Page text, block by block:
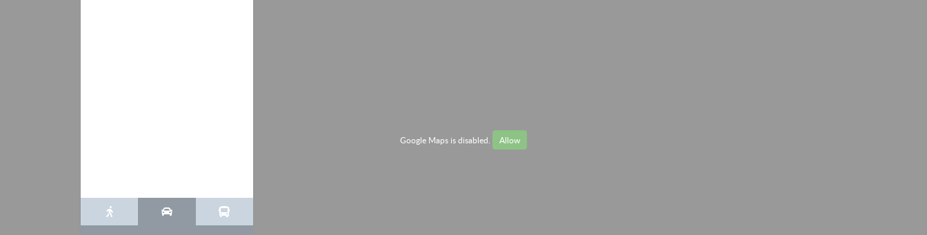
Google Maps is disabled. Allow